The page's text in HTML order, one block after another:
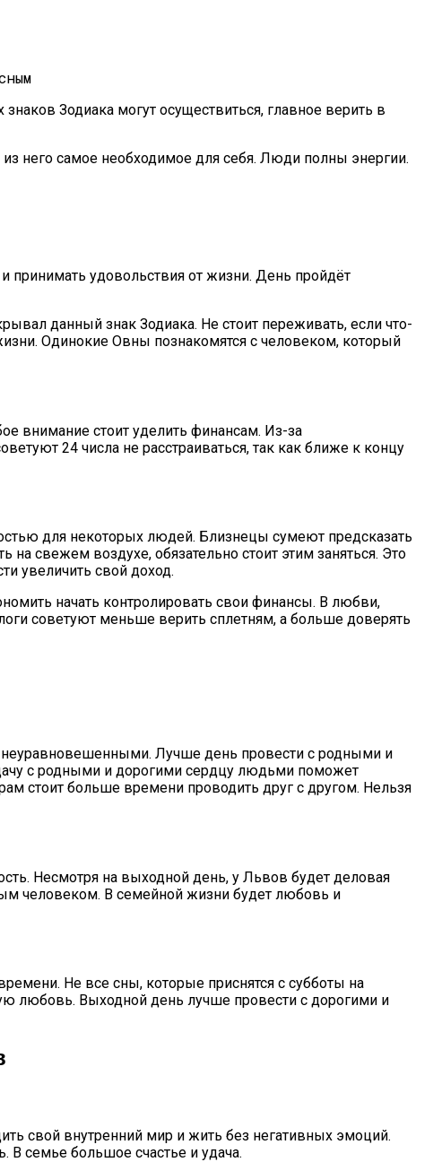
Зодиака могут осуществиться, главное верить в
него самое необходимое для себя. Люди полны энергии.
принимать удовольствия от жизни. День пройдёт
данный знак Зодиака. Не стоит переживать, если что-
Одинокие Овны познакомятся с человеком, который
внимание стоит уделить финансам. Из-за
24 числа не расстраиваться, так как ближе к концу
для некоторых людей. Близнецы сумеют предсказать
свежем воздухе, обязательно стоит этим заняться. Это
увеличить свой доход.
начать контролировать свои финансы. В любви,
советуют меньше верить сплетням, а больше доверять
неуравновешенными. Лучше день провести с родными и
с родными и дорогими сердцу людьми поможет
стоит больше времени проводить друг с другом. Нельзя
Несмотря на выходной день, у Львов будет деловая
человеком. В семейной жизни будет любовь и
Не все сны, которые приснятся с субботы на
любовь. Выходной день лучше провести с дорогими и
свой внутренний мир и жить без негативных эмоций.
семье большое счастье и удача.